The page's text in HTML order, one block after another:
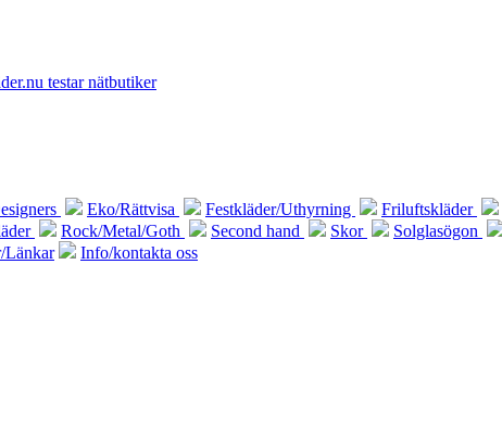
Eko/Rättvisa Festkläder/Uthyrning Friluftskläder
Rock/Metal/Goth Second hand Skor Solglasögon
Länkar Info/kontakta oss